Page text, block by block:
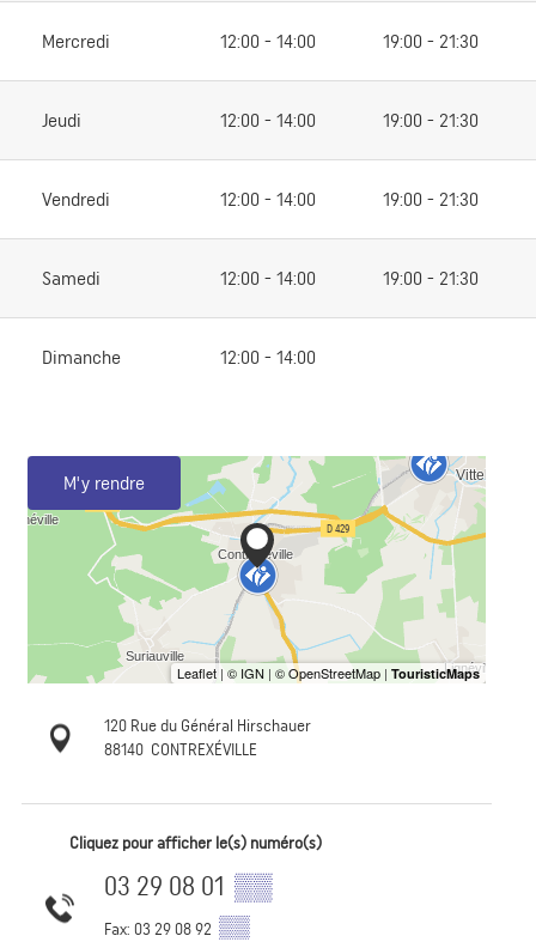
Mercredi 12:00 - 14:00 19:00 - 21:30
Jeudi 12:00 - 14:00 19:00 - 21:30
Vendredi 12:00 - 14:00 19:00 - 21:30
Samedi 12:00 - 14:00 19:00 - 21:30
Dimanche 12:00 - 14:00
M'y rendre
120 Rue du Général Hirschauer
88140 CONTREXÉVILLE
Cliquez pour afficher le(s) numéro(s)
03 29 08 01 ▒▒
Fax: 03 29 08 92 ▒▒